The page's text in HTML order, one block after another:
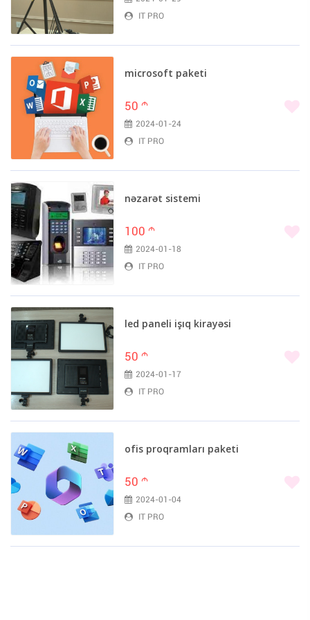
IT PRO
microsoft paketi
50 m
2024-01-24
IT PRO
nəzarət sistemi
100 m
2024-01-18
IT PRO
led paneli işıq kirayəsi
50 m
2024-01-17
IT PRO
ofis proqramları paketi
50 m
2024-01-04
IT PRO